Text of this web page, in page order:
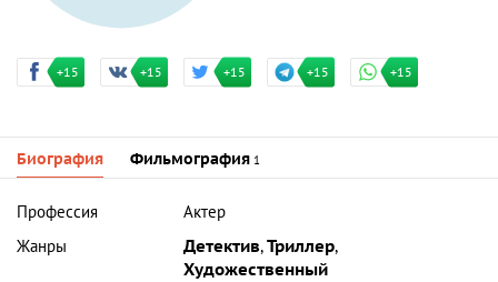
+15 +15 +15 +15 +15
Биография Фильмография 1
Профессия
Актер
Жанры
Детектив,Триллер,
Художественный